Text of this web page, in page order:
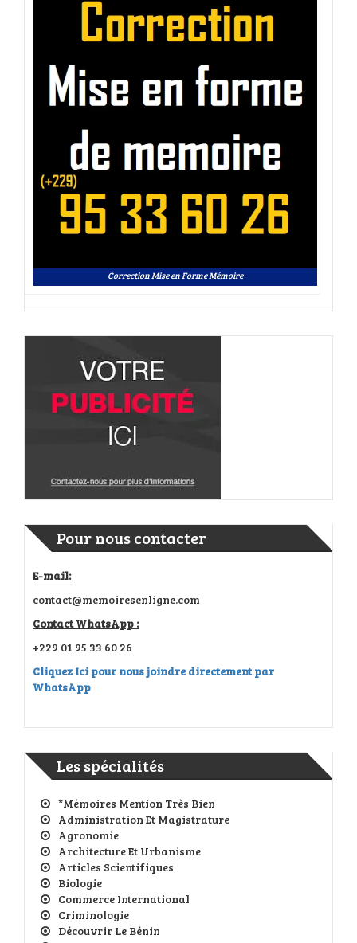
Correction Mise en Forme Mémoire
Pour nous contacter
E-mail:
contact@memoiresenligne.com
Contact WhatsApp :
+229 01 95 33 60 26
Cliquez Ici pour nous joindre directement par
WhatsApp
Les spécialités
*Mémoires Mention Très Bien
Administration Et Magistrature
Agronomie
Architecture Et Urbanisme
Articles Scientifiques
Biologie
Commerce International
Criminologie
Découvrir Le Bénin